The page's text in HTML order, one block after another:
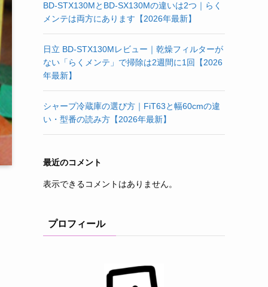
BD-STX130MとBD-SX130Mの違いは2つ｜らく
メンテは両方にあります【2026年最新】
日立 BD-STX130Mレビュー｜乾燥フィルターが
ない「らくメンテ」で掃除は2週間に1回【2026
年最新】
シャープ冷蔵庫の選び方｜FiT63と幅60cmの違
い・型番の読み方【2026年最新】
最近のコメント
表示できるコメントはありません。
プロフィール